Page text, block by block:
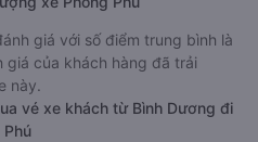
giá với số điểm trung bình là
của khách hàng đã trải
này.
vé xe khách từ Bình Dương đi